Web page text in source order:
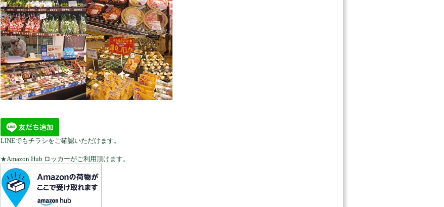
LINEでもチラシをご確認いただけます。
★Amazon Hub ロッカーがご利用頂けます。